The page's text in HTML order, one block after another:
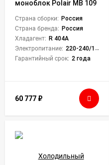
моноблок Polair MB 109
Страна сборки: Россия
Страна бренда: Россия
Хладагент: R 404A
Электропитание: 220-240/1/50
Гарантийный срок: 2 года
60 777 ₽